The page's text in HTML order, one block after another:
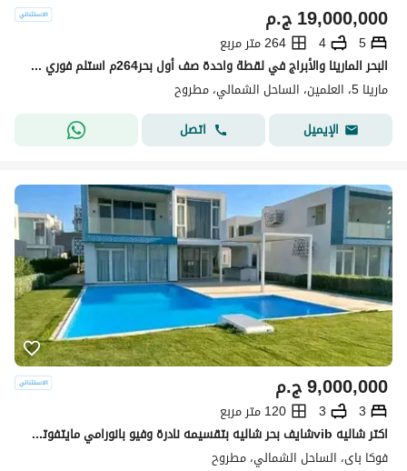
ج.م19,000,000
5
4
264 متر مربع
البحر المارينا والأبراج في لقطة واحدة صف أول بحر264م استلم فوري فيلا مفروشة للبيع مارينا 5 لسان الوزيرالساحل جوار مراسي والعلمين North Coast Marina 5
مارينا 5، العلمين، الساحل الشمالي، مطروح
الإيميل
اتصل
ج.م9,000,000
3
3
120 متر مربع
اكتر شاليه vibشايف بحر شاليه بتقسيمه نادرة وفيو بانورامي مايتفوتش ع البحر واللاجون الشاليه 2د للبحر تريبل فيو بوول لاند سكيب بحر
فوكا باى، الساحل الشمالي، مطروح